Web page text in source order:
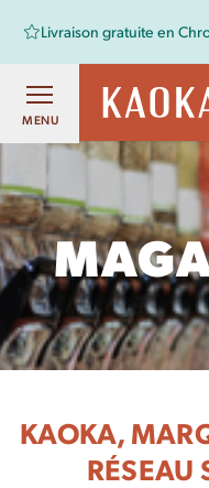
Retrouvez aussi les
MENU
KAOKA,
RÉSEAU